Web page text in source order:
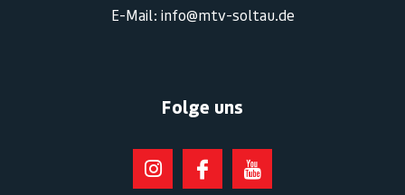
E-Mail: info@mtv-soltau.de
Folge uns